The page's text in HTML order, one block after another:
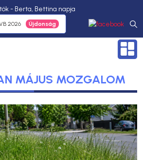
- Berta, Bettina napja
2026
MÁJUS MOZGALOM